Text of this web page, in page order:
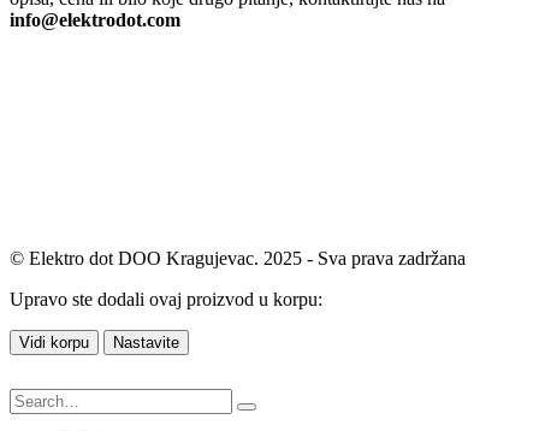
info@elektrodot.com
© Elektro dot DOO Kragujevac. 2025 - Sva prava zadržana
Upravo ste dodali ovaj proizvod u korpu:
Vidi korpu Nastavite